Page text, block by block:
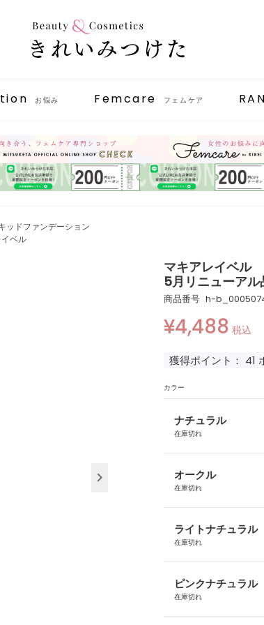
お悩み Femcare フェムケア
ッドファンデーション
ベル
マキアレイベ
5月リニューア
商品番号 h-
¥4,488 税込
獲得ポイント： 41
カラー
ナチュラル
在庫切れ
オークル
在庫切れ
ライトナチュラル
在庫切れ
ピンクナチュラル
在庫切れ